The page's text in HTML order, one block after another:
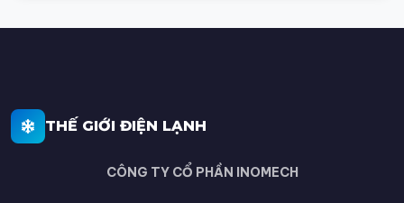
THẾ GIỚI ĐIỆN LẠNH
CÔNG TY CỔ PHẦN INOMECH